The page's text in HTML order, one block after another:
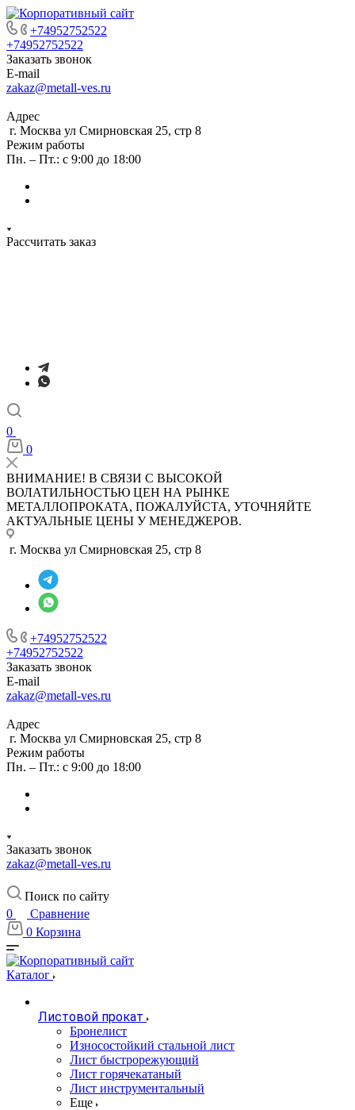
+74952752522
+74952752522
Заказать звонок
E-mail
zakaz@metall-ves.ru
Адрес
г. Москва ул Смирновская 25, стр 8
Режим работы
Пн. – Пт.: с 9:00 до 18:00
Рассчитать заказ
0
0
ВНИМАНИЕ! В СВЯЗИ С ВЫСОКОЙ
ВОЛАТИЛЬНОСТЬЮ ЦЕН НА РЫНКЕ
МЕТАЛЛОПРОКАТА, ПОЖАЛУЙСТА, УТОЧНЯЙТЕ
АКТУАЛЬНЫЕ ЦЕНЫ У МЕНЕДЖЕРОВ.
г. Москва ул Смирновская 25, стр 8
+74952752522
+74952752522
Заказать звонок
E-mail
zakaz@metall-ves.ru
Адрес
г. Москва ул Смирновская 25, стр 8
Режим работы
Пн. – Пт.: с 9:00 до 18:00
Заказать звонок
zakaz@metall-ves.ru
Поиск по сайту
0
Сравнение
0 Корзина
Каталог
Листовой прокат
Бронелист
Износостойкий стальной лист
Лист быстрорежующий
Лист горячекатаный
Лист инструментальный
Еще